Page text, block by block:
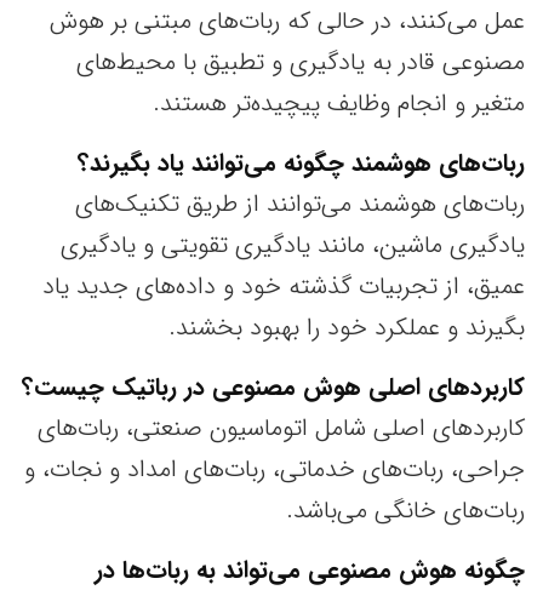
عمل می‌کنند، در حالی که ربات‌های مبتنی بر هوش
مصنوعی قادر به یادگیری و تطبیق با محیط‌های
متغیر و انجام وظایف پیچیده‌تر هستند.
ربات‌های هوشمندچگونه می‌توانند یاد بگیرند؟
ربات‌های هوشمند می‌توانند از طریق تکنیک‌های
یادگیری ماشین، مانند یادگیری تقویتی و یادگیری
عمیق، از تجربیات گذشته خود و داده‌های جدید یاد
بگیرند و عملکرد خود را بهبود بخشند.
کاربردهای اصلی هوش مصنوعی در رباتیک چیست؟
کاربردهای اصلی شامل اتوماسیون صنعتی، ربات‌های
جراحی، ربات‌های خدماتی، ربات‌های امداد و نجات، و
ربات‌های خانگی می‌باشد.
چگونه هوش مصنوعی می‌تواند به ربات‌ها در